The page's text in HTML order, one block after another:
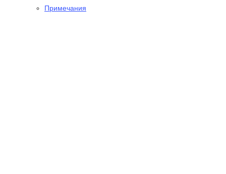
Примечания